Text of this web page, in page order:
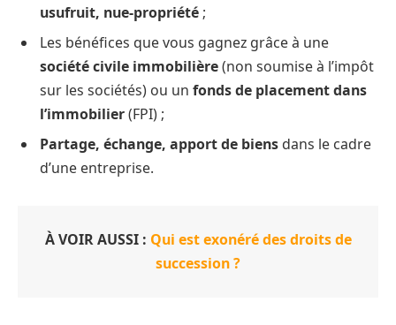
usufruit, nue-propriété ;
Les bénéfices que vous gagnez grâce à une
société civile immobilière(non soumise à l’impôt
sur les sociétés) ou un fonds de placement dans
l’immobilier(FPI) ;
Partage, échange, apport de biens dans le cadre
d’une entreprise.
À VOIR AUSSI : Qui est exonéré des droits de
succession ?